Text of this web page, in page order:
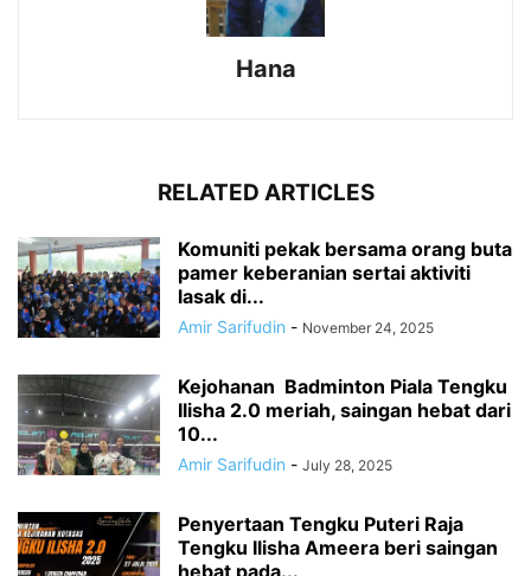
Hana
RELATED ARTICLES
Komuniti pekak bersama orang buta
pamer keberanian sertai aktiviti
lasak di...
Amir Sarifudin - November 24, 2025
Kejohanan Badminton Piala Tengku
Ilisha 2.0 meriah, saingan hebat dari
10...
Amir Sarifudin - July 28, 2025
Penyertaan Tengku Puteri Raja
Tengku Ilisha Ameera beri saingan
hebat pada...